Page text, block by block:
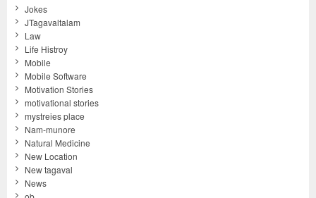
Jokes
JTagavaltalam
Law
Life Histroy
Mobile
Mobile Software
Motivation Stories
motivational stories
mystreies place
Nam-munore
Natural Medicine
New Location
New tagaval
News